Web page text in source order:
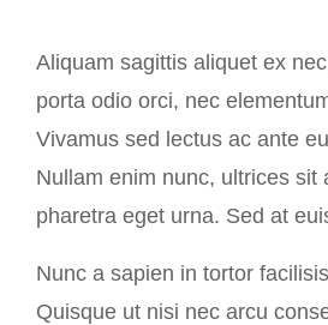
Aliquam sagittis aliquet ex
porta odio orci, nec
Vivamus sed lectus ac ante
Nullam enim nunc, ultrices sit
pharetra eget urna. Sed at
Nunc a sapien in tortor
Quisque ut nisi nec arcu